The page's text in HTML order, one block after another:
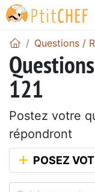
Questions /
121
Postez votre
répondront
POSEZ